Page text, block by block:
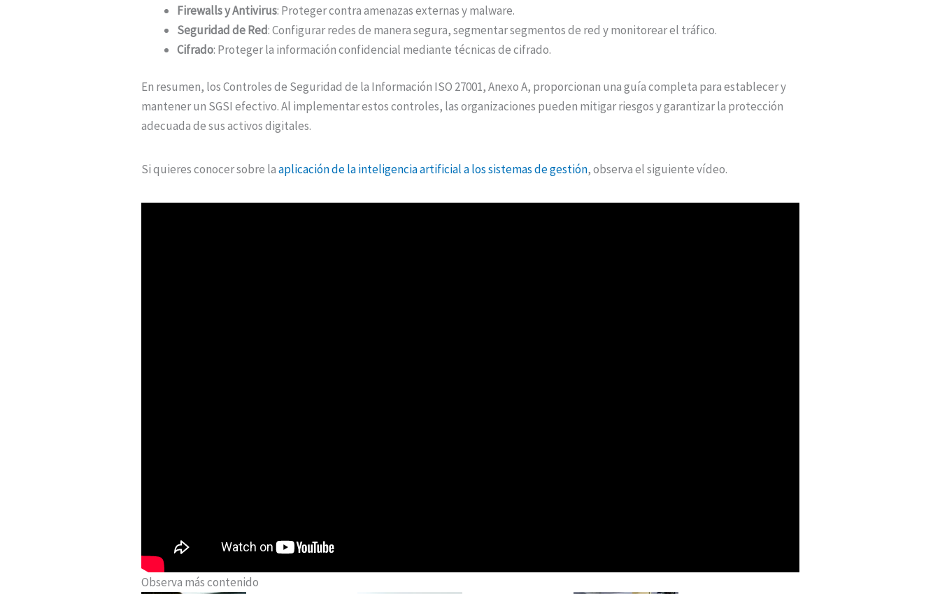
Firewalls y Antivirus: Proteger contra amenazas externas y malware.
Seguridad de Red: Configurar redes de manera segura, segmentar segmentos de red y monitorear el tráfico.
Cifrado: Proteger la información confidencial mediante técnicas de cifrado.
En resumen, los Controles de Seguridad de la Información ISO 27001, Anexo A, proporcionan una guía completa para establecer y
mantener un SGSI efectivo. Al implementar estos controles, las organizaciones pueden mitigar riesgos y garantizar la protección
adecuada de sus activos digitales.
Si quieres conocer sobre laaplicación de la inteligencia artificial a los sistemas de gestión, observa el siguiente vídeo.
Observa más contenido